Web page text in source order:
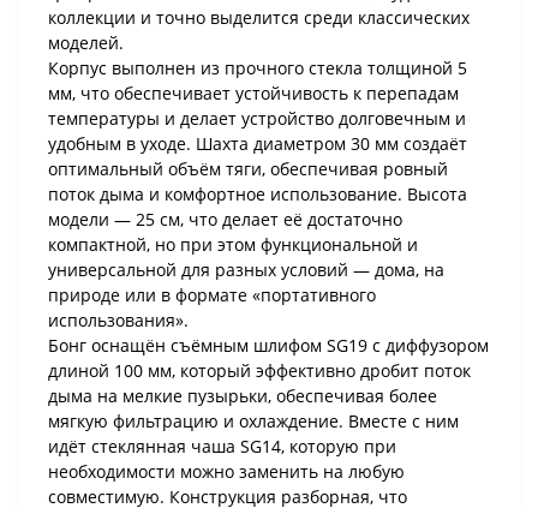
коллекции и точно выделится среди классических
моделей.
Корпус выполнен из прочного стекла толщиной 5
мм, что обеспечивает устойчивость к перепадам
температуры и делает устройство долговечным и
удобным в уходе. Шахта диаметром 30 мм создаёт
оптимальный объём тяги, обеспечивая ровный
поток дыма и комфортное использование. Высота
модели — 25 см, что делает её достаточно
компактной, но при этом функциональной и
универсальной для разных условий — дома, на
природе или в формате «портативного
использования».
Бонг оснащён съёмным шлифом SG19 с диффузором
длиной 100 мм, который эффективно дробит поток
дыма на мелкие пузырьки, обеспечивая более
мягкую фильтрацию и охлаждение. Вместе с ним
идёт стеклянная чаша SG14, которую при
необходимости можно заменить на любую
совместимую. Конструкция разборная, что